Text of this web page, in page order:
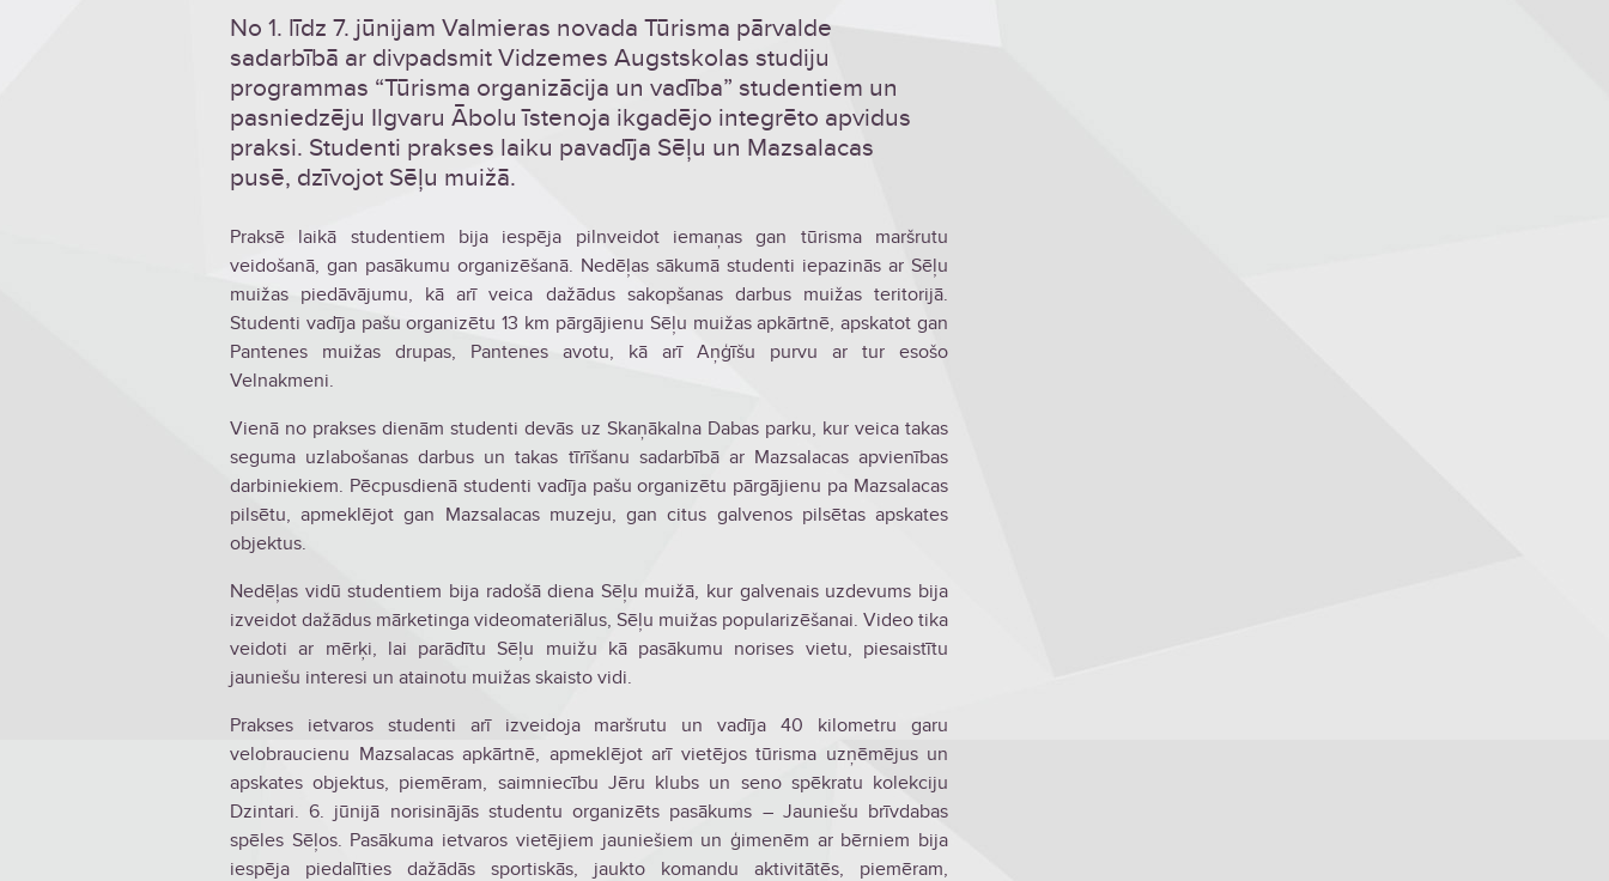
No 1. līdz 7. jūnijam Valmieras novada Tūrisma pārvalde
sadarbībā ar divpadsmit Vidzemes Augstskolas studiju
programmas “Tūrisma organizācija un vadība” studentiem un
pasniedzēju Ilgvaru Ābolu īstenoja ikgadējo integrēto apvidus
praksi. Studenti prakses laiku pavadīja Sēļu un Mazsalacas
pusē, dzīvojot Sēļu muižā.
Praksē laikā studentiem bija iespēja pilnveidot iemaņas gan tūrisma maršrutu
veidošanā, gan pasākumu organizēšanā. Nedēļas sākumā studenti iepazinās ar Sēļu
muižas piedāvājumu, kā arī veica dažādus sakopšanas darbus muižas teritorijā.
Studenti vadīja pašu organizētu 13 km pārgājienu Sēļu muižas apkārtnē, apskatot gan
Pantenes muižas drupas, Pantenes avotu, kā arī Aņģīšu purvu ar tur esošo
Velnakmeni.
Vienā no prakses dienām studenti devās uz Skaņākalna Dabas parku, kur veica takas
seguma uzlabošanas darbus un takas tīrīšanu sadarbībā ar Mazsalacas apvienības
darbiniekiem. Pēcpusdienā studenti vadīja pašu organizētu pārgājienu pa Mazsalacas
pilsētu, apmeklējot gan Mazsalacas muzeju, gan citus galvenos pilsētas apskates
objektus.
Nedēļas vidū studentiem bija radošā diena Sēļu muižā, kur galvenais uzdevums bija
izveidot dažādus mārketinga videomateriālus, Sēļu muižas popularizēšanai. Video tika
veidoti ar mērķi, lai parādītu Sēļu muižu kā pasākumu norises vietu, piesaistītu
jauniešu interesi un atainotu muižas skaisto vidi.
Prakses ietvaros studenti arī izveidoja maršrutu un vadīja 40 kilometru garu
velobraucienu Mazsalacas apkārtnē, apmeklējot arī vietējos tūrisma uzņēmējus un
apskates objektus, piemēram, saimniecību Jēru klubs un seno spēkratu kolekciju
Dzintari. 6. jūnijā norisinājās studentu organizēts pasākums – Jauniešu brīvdabas
spēles Sēļos. Pasākuma ietvaros vietējiem jauniešiem un ģimenēm ar bērniem bija
iespēja piedalīties dažādās sportiskās, jaukto komandu aktivitātēs, piemēram,